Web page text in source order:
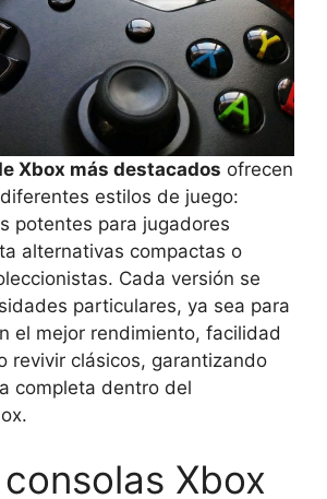
Xbox más destacados ofrecen
estilos de juego:
potentes para jugadores
alternativas compactas o
Cada versión se
particulares, ya sea para
el mejor rendimiento, facilidad
revivir clásicos, garantizando
completa dentro del
Xbox